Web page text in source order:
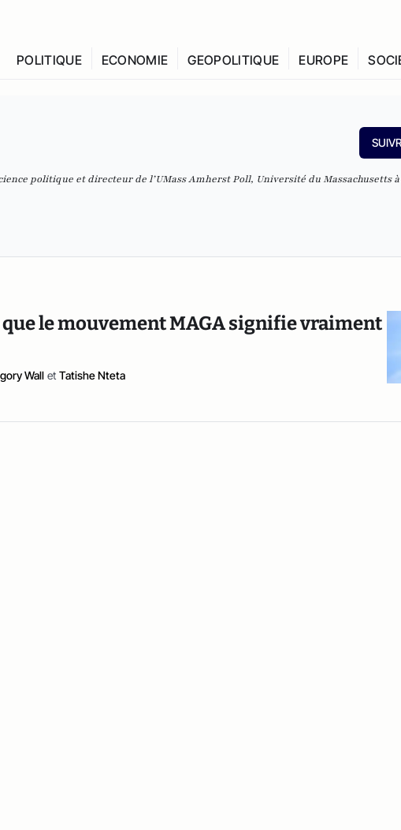
POLITIQUE ECONOMIE GEOPOLITIQUE EUROPE
politique et directeur de l’UMass Amherst Poll, Université du Massachusetts
que le mouvement MAGA signifie vraiment
Wall et Tatishe Nteta